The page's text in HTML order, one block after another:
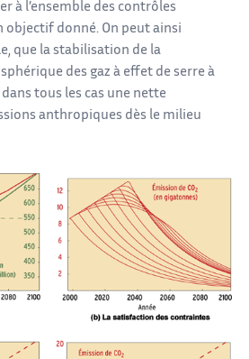
à l’ensemble des contrôles
objectif donné. On peut ainsi
que la stabilisation de la
des gaz à effet de serre à
tous les cas une nette
anthropiques dès le milieu